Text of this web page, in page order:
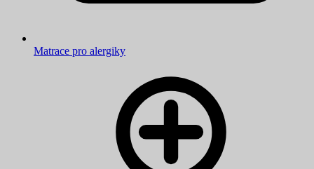
Matrace pro alergiky